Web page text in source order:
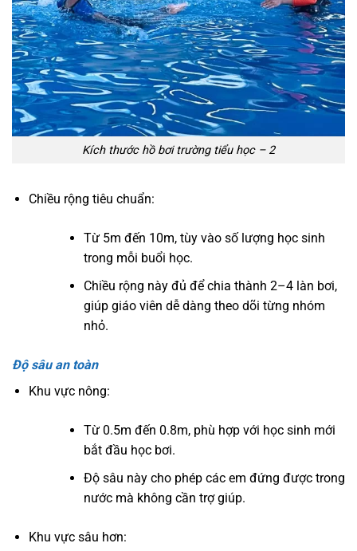
Kích thước hồ bơi trường tiểu học – 2
Chiều rộng tiêu chuẩn:
Từ 5m đến 10m, tùy vào số lượng học sinh
trong mỗi buổi học.
Chiều rộng này đủ để chia thành 2–4 làn bơi,
giúp giáo viên dễ dàng theo dõi từng nhóm
nhỏ.
Độ sâu an toàn
Khu vực nông:
Từ 0.5m đến 0.8m, phù hợp với học sinh mới
bắt đầu học bơi.
Độ sâu này cho phép các em đứng được trong
nước mà không cần trợ giúp.
Khu vực sâu hơn: